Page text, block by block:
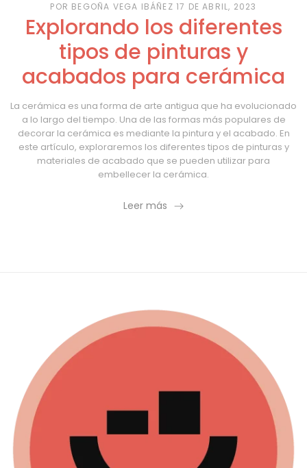
POR BEGOÑA VEGA IBÁÑEZ 17 DE ABRIL, 2023
Explorando los diferentes
tipos de pinturas y
acabados para cerámica
La cerámica es una forma de arte antigua que ha evolucionado
a lo largo del tiempo. Una de las formas más populares de
decorar la cerámica es mediante la pintura y el acabado. En
este artículo, exploraremos los diferentes tipos de pinturas y
materiales de acabado que se pueden utilizar para
embellecer la cerámica.
Leer más